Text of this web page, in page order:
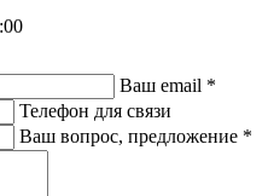
Ваш email *
Телефон для связи
Ваш вопрос, предложение *